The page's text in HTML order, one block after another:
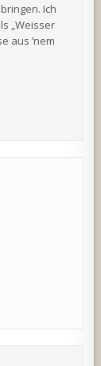
Ich
„Weisser
aus ’nem